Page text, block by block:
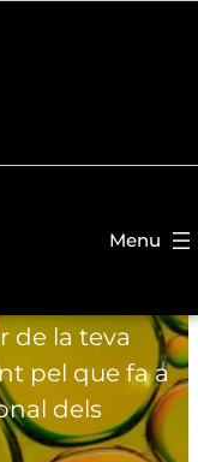
de la teva
pel que fa a
dels